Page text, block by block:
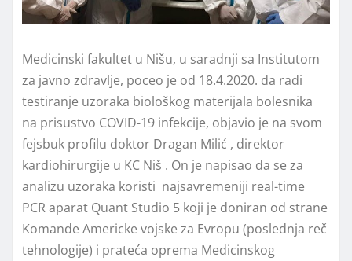
Medicinski fakultet u Nišu, u saradnji sa Institutom
za javno zdravlje, poceo je od 18.4.2020. da radi
testiranje uzoraka biološkog materijala bolesnika
na prisustvo COVID-19 infekcije, objavio je na svom
fejsbuk profilu doktor Dragan Milić , direktor
kardiohirurgije u KC Niš . On je napisao da se za
analizu uzoraka koristi najsavremeniji real-time
PCR aparat Quant Studio 5 koji je doniran od strane
Komande Americke vojske za Evropu (poslednja reč
tehnologije) i prateća oprema Medicinskog